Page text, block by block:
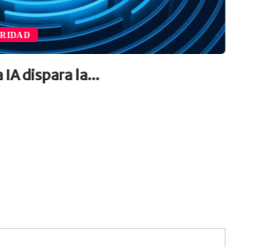
IA dispara la...